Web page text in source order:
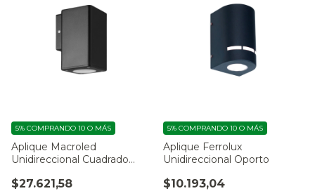
Aplique Macroled
Unidireccional Cuadrado
$27.621,58
5% COMPRANDO 10 O MÁS
Aplique Ferrolux
Unidireccional Oporto
$10.193,04
5% COMPRANDO 10 O MÁS